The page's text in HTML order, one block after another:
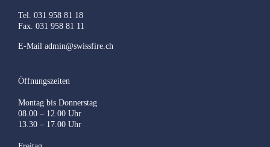
Tel. 031 958 81 18
Fax. 031 958 81 11
E-Mail admin@swissfire.ch
Öffnungszeiten
Montag bis Donnerstag
08.00 – 12.00 Uhr
13.30 – 17.00 Uhr